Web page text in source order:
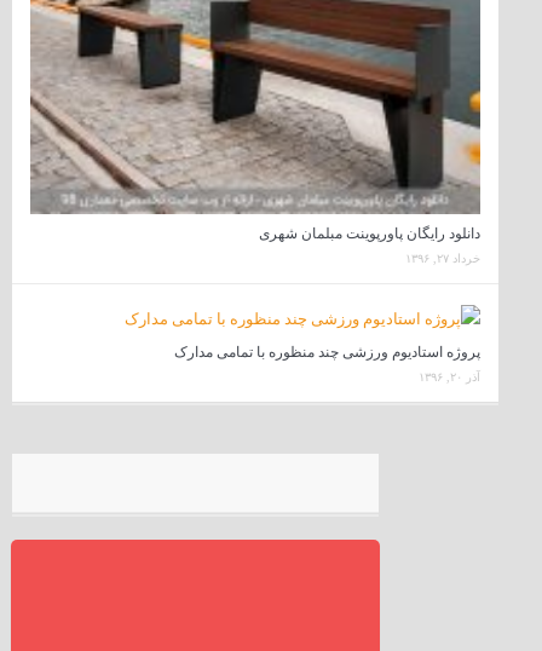
دانلود رایگان پاورپوینت مبلمان شهری
خرداد ۲۷, ۱۳۹۶
پروژه استادیوم ورزشی چند منظوره با تمامی مدارک
آذر ۲۰, ۱۳۹۶